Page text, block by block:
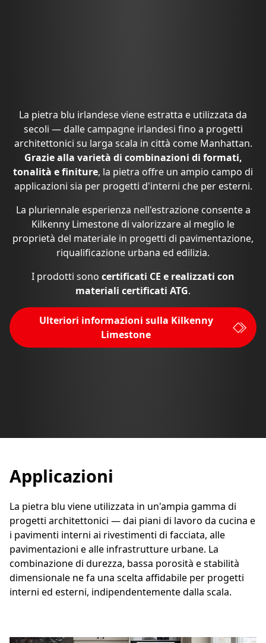
La pietra blu irlandese viene estratta e utilizzata da
secoli — dalle campagne irlandesi fino a progetti
architettonici su larga scala in città come Manhattan.
Grazie alla varietà di combinazioni di formati,
tonalità e finiture, la pietra offre un ampio campo di
applicazioni sia per progetti d'interni che per esterni.
La pluriennale esperienza nell'estrazione consente a
Kilkenny Limestone di valorizzare al meglio le
proprietà del materiale in progetti di pavimentazione,
riqualificazione urbana ed edilizia.
I prodotti sono certificati CE e realizzati con
materiali certificati ATG.
Ulteriori informazioni sulla Kilkenny
Limestone
Applicazioni
La pietra blu viene utilizzata in un'ampia gamma di
progetti architettonici — dai piani di lavoro da cucina e
i pavimenti interni ai rivestimenti di facciata, alle
pavimentazioni e alle infrastrutture urbane. La
combinazione di durezza, bassa porosità e stabilità
dimensionale ne fa una scelta affidabile per progetti
interni ed esterni, indipendentemente dalla scala.